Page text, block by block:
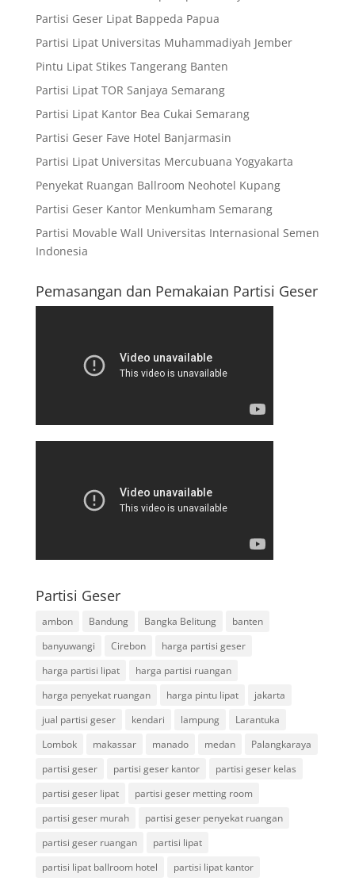
Partisi Geser Lipat Bappeda Papua
Partisi Lipat Universitas Muhammadiyah Jember
Pintu Lipat Stikes Tangerang Banten
Partisi Lipat TOR Sanjaya Semarang
Partisi Lipat Kantor Bea Cukai Semarang
Partisi Geser Fave Hotel Banjarmasin
Partisi Lipat Universitas Mercubuana Yogyakarta
Penyekat Ruangan Ballroom Neohotel Kupang
Partisi Geser Kantor Menkumham Semarang
Partisi Movable Wall Universitas Internasional Semen
Indonesia
Pemasangan dan Pemakaian Partisi Geser
Partisi Geser
ambon Bandung Bangka Belitung
banten
banyuwangi
Cirebon
harga partisi geser
harga partisi lipat
harga partisi ruangan
harga penyekat ruangan
harga pintu lipat
jakarta
jual partisi geser
kendari lampung
Larantuka
Lombok
makassar manado medan
Palangkaraya
partisi geser
partisi geser kantor
partisi geser kelas
partisi geser lipat
partisi geser metting room
partisi geser murah
partisi geser penyekat ruangan
partisi geser ruangan
partisi lipat
partisi lipat ballroom hotel
partisi lipat kantor